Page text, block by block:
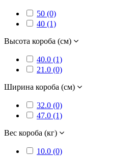
50 (0)
40 (1)
Высота короба (см)
40.0 (1)
21.0 (0)
Ширина короба (см)
32.0 (0)
47.0 (1)
Вес короба (кг)
10.0 (0)